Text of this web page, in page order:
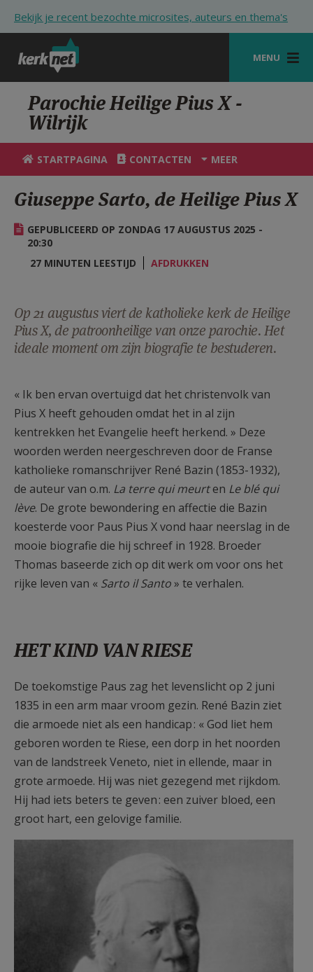
Bekijk je recent bezochte microsites, auteurs en thema's
MENU
STARTPAGINA
KERK
VIERINGEN
ZOEKEN
HULP
STARTPAGINA PORTAAL
AANMELDEN OF REGISTREREN
Parochie Heilige Pius X -
Wilrijk
STARTPAGINA CONTACTEN MEER
Giuseppe Sarto, de Heilige Pius X
GEPUBLICEERD OP ZONDAG 17 AUGUSTUS 2025 -
20:30
27 MINUTEN LEESTIJD
AFDRUKKEN
Op 21 augustus viert de katholieke kerk de Heilige
Pius X, de patroonheilige van onze parochie. Het
ideale moment om zijn biografie te bestuderen.
« Ik ben ervan overtuigd dat het christenvolk van
Pius X heeft gehouden omdat het in al zijn
kentrekken het Evangelie heeft herkend. » Deze
woorden werden neergeschreven door de Franse
katholieke romanschrijver René Bazin (1853-1932),
de auteur van o.m. La terre qui meurten Le blé qui
lève. De grote bewondering en affectie die Bazin
koesterde voor Paus Pius X vond haar neerslag in de
mooie biografie die hij schreef in 1928. Broeder
Thomas baseerde zich op dit werk om voor ons het
rijke leven van « Sarto il Santo» te verhalen.
HET KIND VAN RIESE
De toekomstige Paus zag het levenslicht op 2 juni
1835 in een arm maar vroom gezin. René Bazin ziet
die armoede niet als een handicap : « God liet hem
geboren worden te Riese, een dorp in het noorden
van de landstreek Veneto, niet in ellende, maar in
grote armoede. Hij was niet gezegend met rijkdom.
Hij had iets beters te geven : een zuiver bloed, een
groot hart, een gelovige familie.